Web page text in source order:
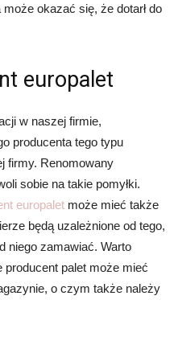
okazać się, że dotarł do
europalet
w naszej firmie,
producenta tego typu
firmy. Renomowany
sobie na takie pomyłki.
europalet może mieć także
będą uzależnione od tego,
niego zamawiać. Warto
palet może mieć
o czym także należy